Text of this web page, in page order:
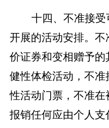
十四、不准接
开展的活动安排。
价证券和变相赠予
健性体检活动，不
性活动门票，不准
报销任何应由个人